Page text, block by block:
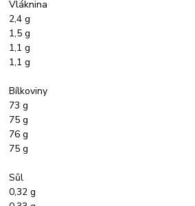
Vláknina
2,4 g
1,5 g
1,1 g
1,1 g
Bílkoviny
73 g
75 g
76 g
75 g
Sůl
0,32 g